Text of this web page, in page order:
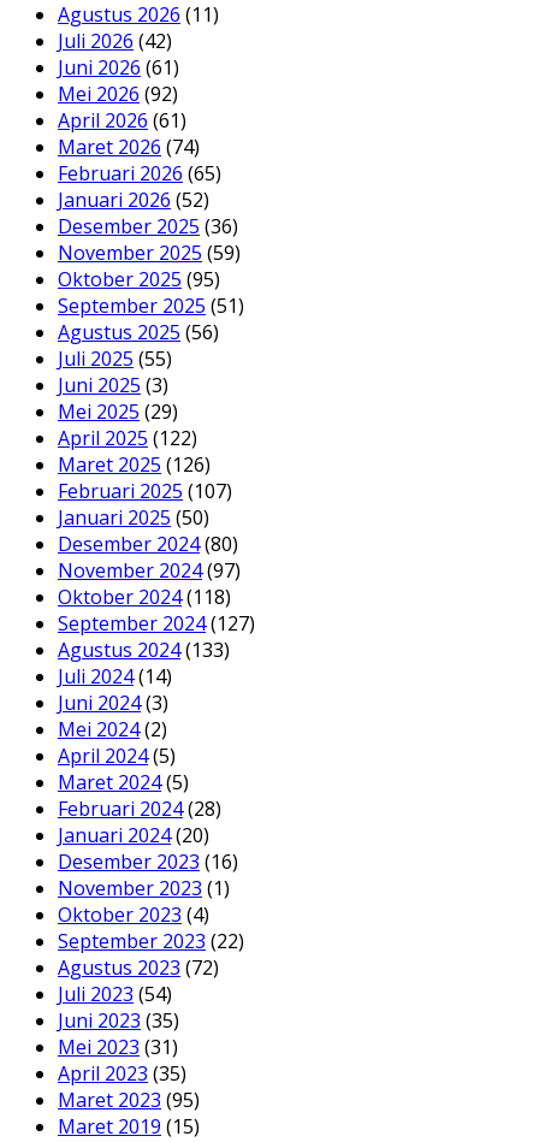
Agustus 2026 (11)
Juli 2026 (42)
Juni 2026 (61)
Mei 2026 (92)
April 2026 (61)
Maret 2026 (74)
Februari 2026 (65)
Januari 2026 (52)
Desember 2025 (36)
November 2025 (59)
Oktober 2025 (95)
September 2025 (51)
Agustus 2025 (56)
Juli 2025 (55)
Juni 2025 (3)
Mei 2025 (29)
April 2025 (122)
Maret 2025 (126)
Februari 2025 (107)
Januari 2025 (50)
Desember 2024(80)
November 2024(97)
Oktober 2024(118)
September 2024(127)
Agustus 2024(133)
Juli 2024(14)
Juni 2024(3)
Mei 2024(2)
April 2024(5)
Maret 2024(5)
Februari 2024(28)
Januari 2024(20)
Desember 2023 (16)
November 2023 (1)
Oktober 2023 (4)
September 2023 (22)
Agustus 2023 (72)
Juli 2023 (54)
Juni 2023 (35)
Mei 2023 (31)
April 2023 (35)
Maret 2023 (95)
Maret 2019 (15)